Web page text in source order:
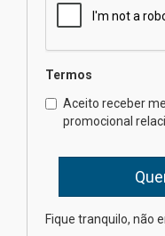
Termos
Aceito receber
promocional
Fique tranquilo, não